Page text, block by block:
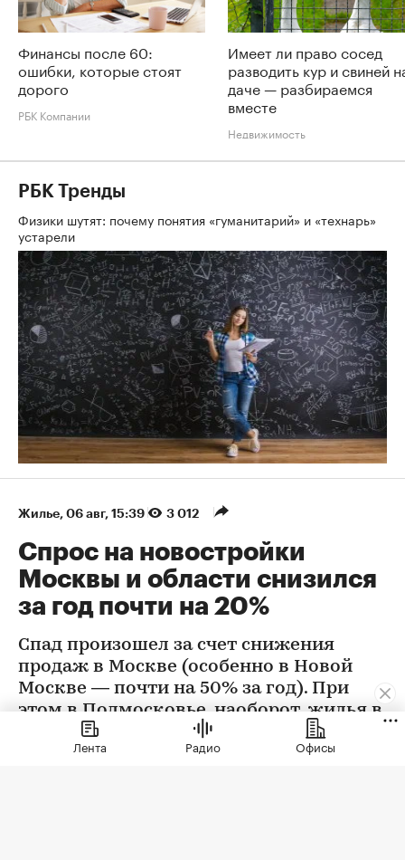
Финансы после 60:
ошибки, которые стоят
дорого
РБК Компании
Имеет ли право сосед
разводить кур и свиней
даче — разбираемся
вместе
Недвижимость
РБК Тренды
Физики шутят: почему понятия «гуманитарий» и «технарь»
устарели
Жилье⁠, 06 авг, 15:39 3 012
Спрос на новостройки
Москвы и области снизился
за год почти на 20%
Спад произошел за счет снижения
продаж в Москве (особенно в Новой
Москве — почти на 50% за год). При
этом в Подмосковье, наоборот, жилья в
новостройках стали покупать больше
Лента Радио Офисы